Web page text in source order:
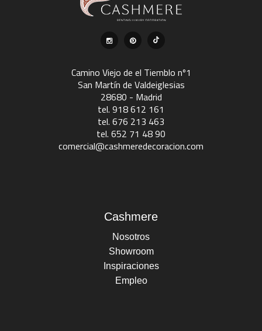
Camino Viejo de el Tiemblo nº1
San Martín de Valdeiglesias
28680 - Madrid
tel. 918 612 161
tel. 676 213 463
tel. 652 71 48 90
comercial@cashmeredecoracion.com
Cashmere
Nosotros
Showroom
Inspiraciones
Empleo